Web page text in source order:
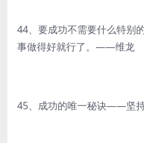
44、要成功不需要什么特别
事做得好就行了。——维龙
45、成功的唯一秘诀——坚